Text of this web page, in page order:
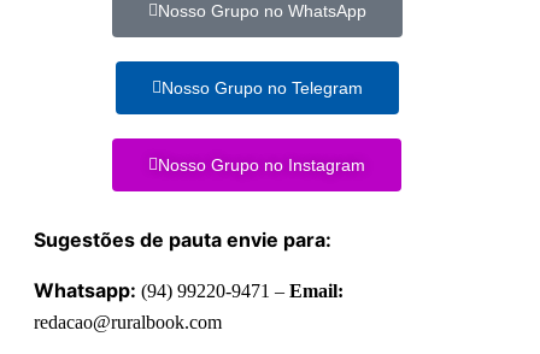
Nosso Grupo no WhatsApp
Nosso Grupo no Telegram
Nosso Grupo no Instagram
Sugestões de pauta envie para:
Whatsapp: (94) 99220-9471 – Email:
redacao@ruralbook.com